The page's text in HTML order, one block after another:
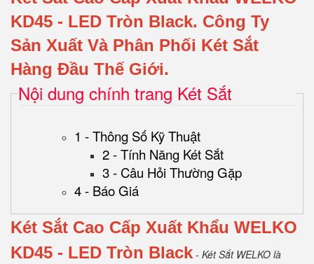
KD45 - LED Tròn Black. Công Ty
Sản Xuất Và Phân Phối Két Sắt
Hàng Đầu Thế Giới.
Nội dung chính trang Két Sắt
1 - Thông Số Kỹ Thuật
2 - Tính Năng Két Sắt
3 - Câu Hỏi Thường Gặp
4 - Báo Giá
Két Sắt Cao Cấp Xuất Khẩu WELKO
KD45 - LED Tròn Black - Két Sắt WELKO là